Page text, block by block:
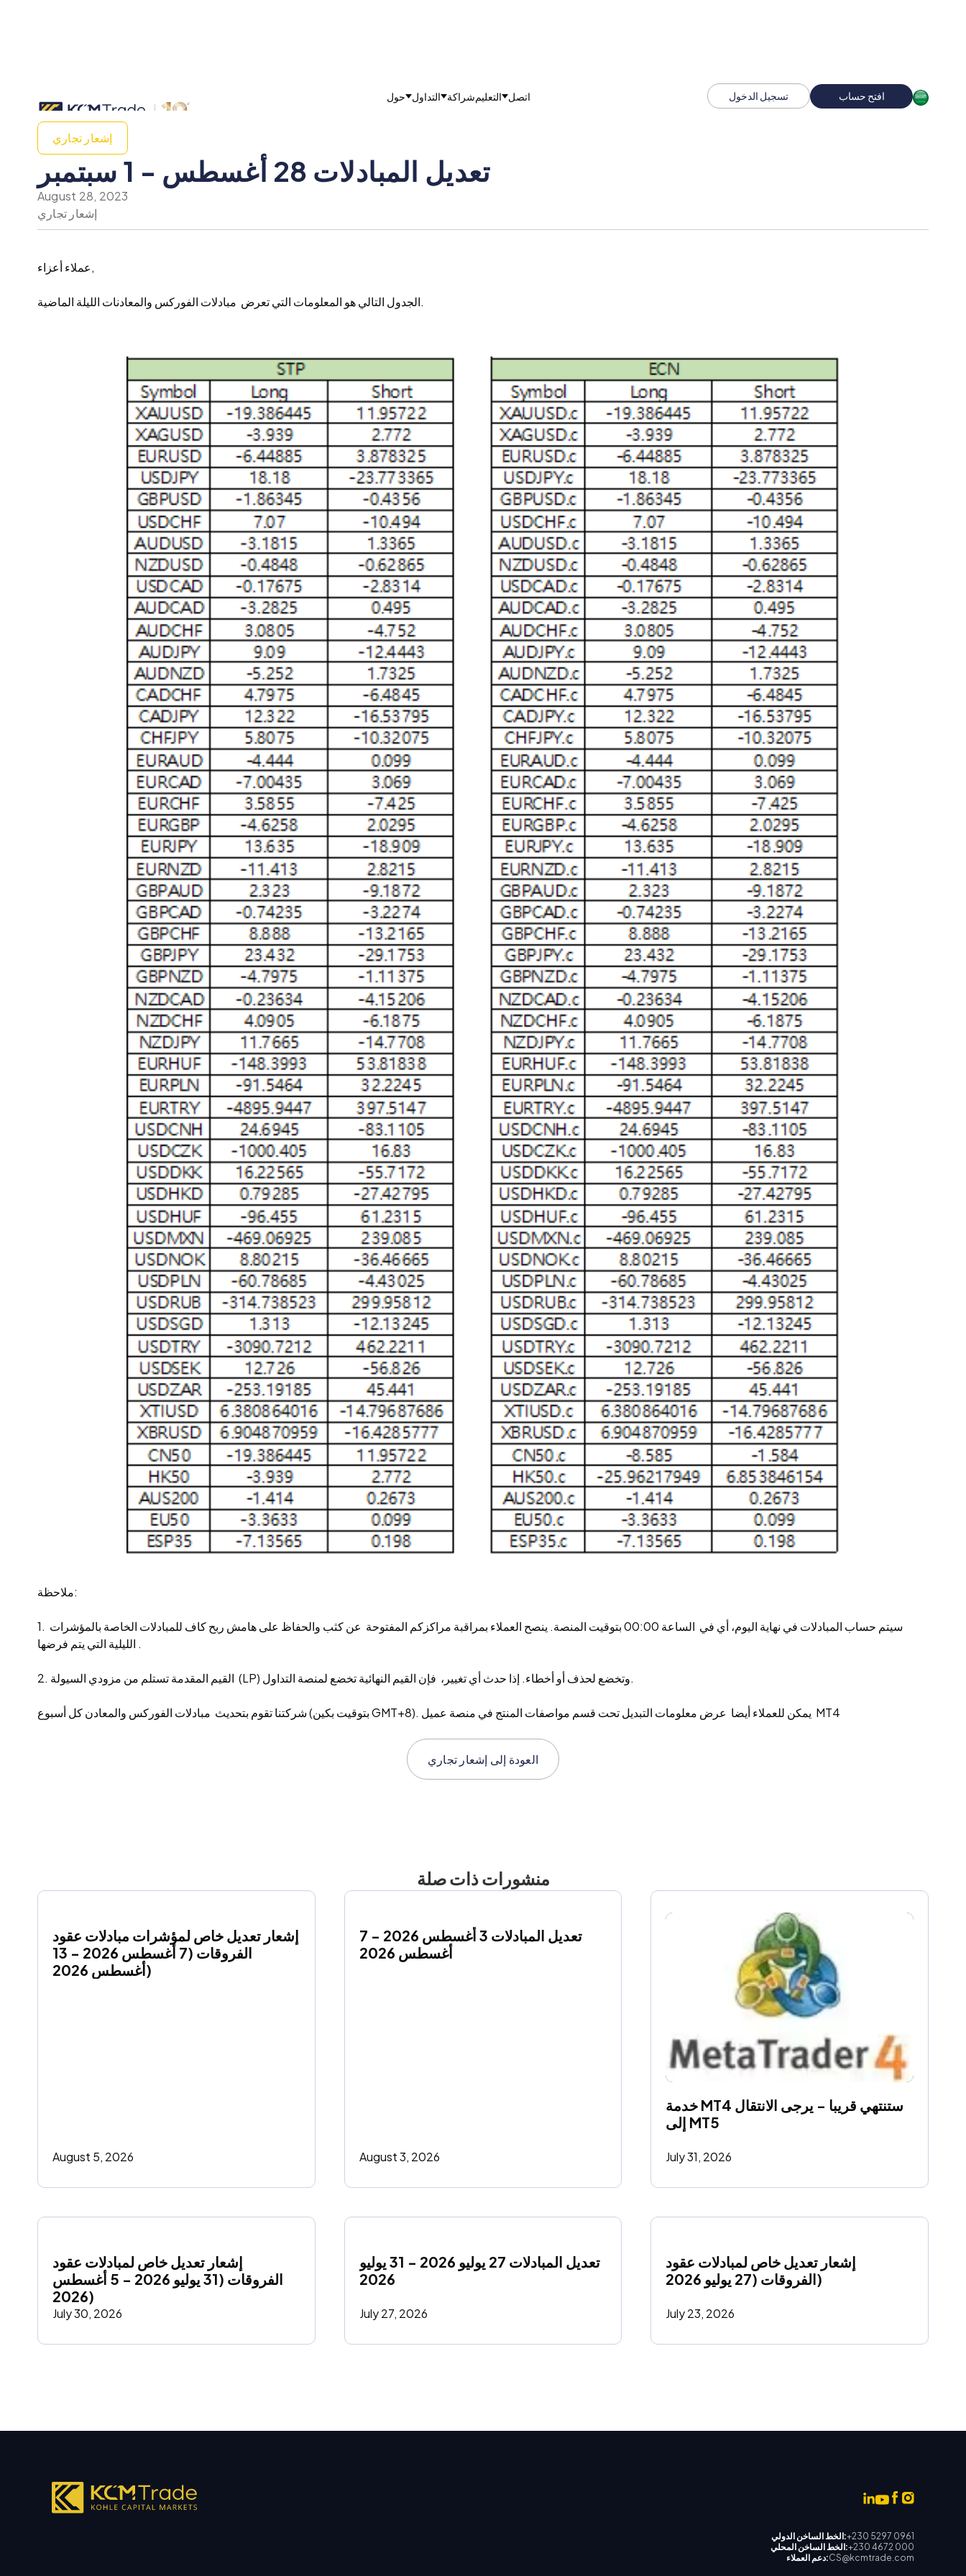
حول التداول شراكة التعليم اتصل تسجيل الدخول افتح حساب
إشعار تجاري
تعديل المبادلات 28 أغسطس - 1 سبتمبر
August 28, 2023
إشعار تجاري
عملاء أعزاء,
الجدول التالي هو المعلومات التي تعرض مبادلات الفوركس والمعادنات الليلة الماضية.
ملاحظة:
1. سيتم حساب المبادلات في نهاية اليوم، أي في الساعة 00:00 بتوقيت المنصة. ينصح العملاء بمراقبة مراكزكم المفتوحة عن كثب والحفاظ على هامش ربح كاف للمبادلات الخاصة بالمؤشرات
الليلية التي يتم فرضها.
2. القيم المقدمة تستلم من مزودي السيولة (LP) وتخضع لحذف أو أخطاء. إذا حدث أي تغيير، فإن القيم النهائية تخضع لمنصة التداول.
شركتنا تقوم بتحديث مبادلات الفوركس والمعادن كل أسبوع (بتوقيت بكين GMT+8). يمكن للعملاء أيضا عرض معلومات التبديل تحت قسم مواصفات المنتج في منصة عميل MT4
العودة إلى إشعار تجاري
منشورات ذات صلة
إشعار تعديل خاص لمؤشرات مبادلات عقود
الفروقات (7 أغسطس 2026 - 13
أغسطس 2026)
August 5, 2026
تعديل المبادلات 3 أغسطس 2026 - 7
أغسطس 2026
August 3, 2026
خدمة MT4 ستنتهي قريبا - يرجى الانتقال
إلى MT5
July 31, 2026
إشعار تعديل خاص لمبادلات عقود
الفروقات (31 يوليو 2026 - 5 أغسطس
2026)
July 30, 2026
تعديل المبادلات 27 يوليو 2026 - 31 يوليو
2026
July 27, 2026
إشعار تعديل خاص لمبادلات عقود
الفروقات (27 يوليو 2026)
July 23, 2026
الخط الساخن الدولي:+230 5297 0961
الخط الساخن المحلي:+230 4672 000
دعم العملاء:CS@kcmtrade.com